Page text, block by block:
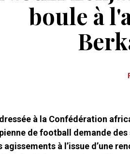
boule à
à la Confédération
de football demande
agissements à l’issue d’une